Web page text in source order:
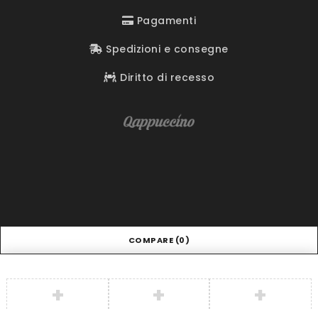
Pagamenti
Spedizioni e consegne
Diritto di recesso
COMPARE (0)